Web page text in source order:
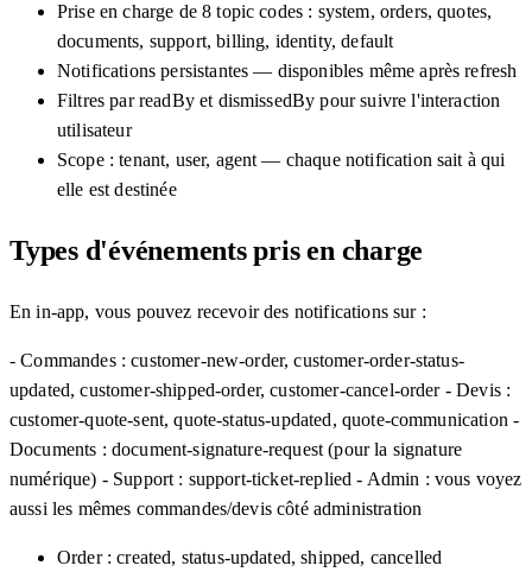
Prise en charge de 8 topic codes : system, orders, quotes,
documents, support, billing, identity, default
Notifications persistantes — disponibles même après refresh
Filtres par readBy et dismissedBy pour suivre l'interaction
utilisateur
Scope : tenant, user, agent — chaque notification sait à qui
elle est destinée
Types d'événements pris en charge
En in-app, vous pouvez recevoir des notifications sur :
- Commandes : customer-new-order, customer-order-status-
updated, customer-shipped-order, customer-cancel-order - Devis :
customer-quote-sent, quote-status-updated, quote-communication -
Documents : document-signature-request (pour la signature
numérique) - Support : support-ticket-replied - Admin : vous voyez
aussi les mêmes commandes/devis côté administration
Order : created, status-updated, shipped, cancelled